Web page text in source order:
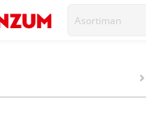
Asortiman